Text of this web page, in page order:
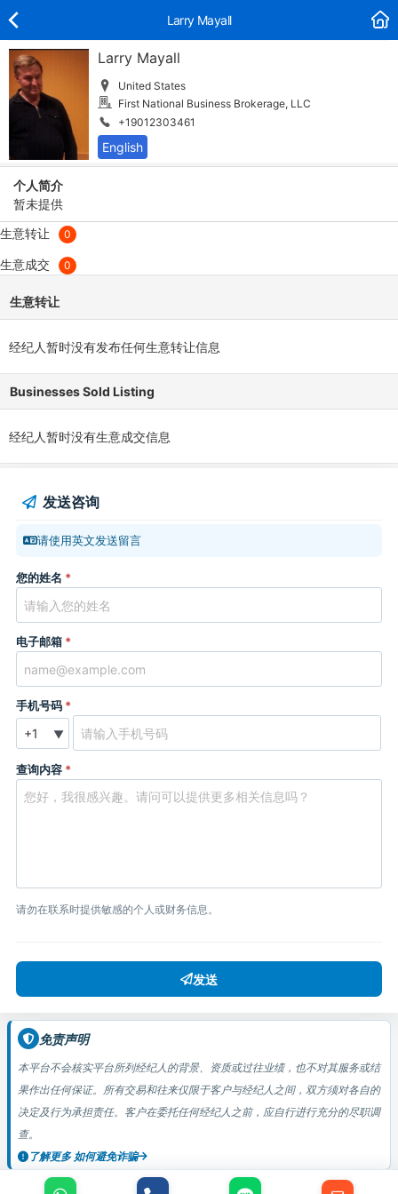
Larry Mayall
Larry Mayall
United States
First National Business Brokerage, LLC
+19012303461
个人简介
暂未提供
生意转让
0
生意成交 0
生意转让
经纪人暂时没有发布任何生意转让信息
Businesses Sold Listing
经纪人暂时没有生意成交信息
发送咨询
请使用英文发送留言
您的姓名 *
电子邮箱 *
手机号码 *
▼
查询内容 *
请勿在联系时提供敏感的个人或财务信息。
发送
免责声明
本平台不会核实平台所列经纪人的背景、资质或过往业绩，也不对其服务或结
果作出任何保证。所有交易和往来仅限于客户与经纪人之间，双方须对各自的
决定及行为承担责任。客户在委托任何经纪人之前，应自行进行充分的尽职调
查。
了解更多 如何避免诈骗